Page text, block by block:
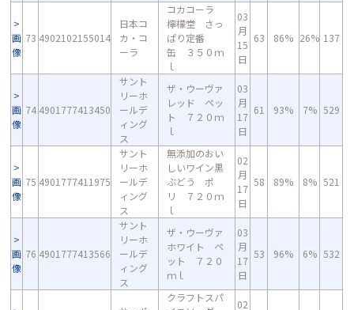
画
像
73 4902102155014
日本コ
カ・コ
ーラ
コカコーラ
檸檬堂 さっ
ぱり定番
缶 ３５０ｍ
ｌ
03
月
15
日
63 86% 26% 137
画
像
74 4901777413450
サント
リーホ
ールデ
ィング
ス
ザ・ウーヴァ
レッド ペッ
ト ７２０ｍ
ｌ
03
月
17
日
61 93% 7% 529
画
像
75 4901777411975
サント
リーホ
ールデ
ィング
ス
無添加のおい
しいワイン黒
ぶどう ポ
リ ７２０ｍ
ｌ
02
月
17
日
58 89% 8% 521
画
像
76 4901777413566
サント
リーホ
ールデ
ィング
ス
ザ・ウーヴァ
ホワイト ペ
ット ７２０
ｍｌ
03
月
17
日
53 96% 6% 532
クラフトスパ
02